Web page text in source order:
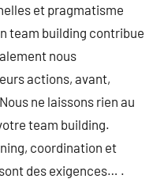
et pragmatisme
team building contribue
nous
actions, avant,
ne laissons rien au
team building.
coordination et
des exigences… .